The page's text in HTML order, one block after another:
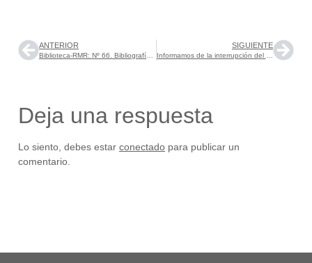
ANTERIOR SIGUIENTE
Deja una respuesta
Lo siento, debes estar conectado para publicar un
comentario.